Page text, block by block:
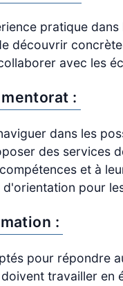
pratique
découvrir
avec les
:
dans les
des services
et à
pour
:
pour répondre
travailler